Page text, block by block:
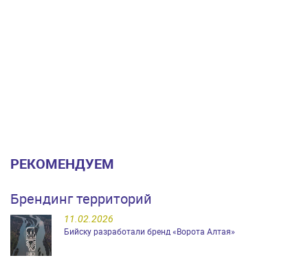
РЕКОМЕНДУЕМ
Брендинг территорий
11.02.2026
Бийску разработали бренд «Ворота Алтая»